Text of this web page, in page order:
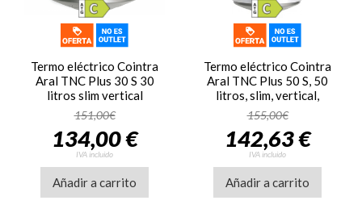
Termo eléctrico Cointra
Aral TNC Plus 30 S 30
litros slim vertical
termostato termómetro
1500W Ref: 18030 clase
C
151,00€
134,00 €
IVA incluido
Añadir a carrito
Termo eléctrico Cointra
Aral TNC Plus 50 S, 50
litros, slim, vertical,
termostato, termómetro,
1500W, ref. 18032, clase
C
155,00€
142,63 €
IVA incluido
Añadir a carrito